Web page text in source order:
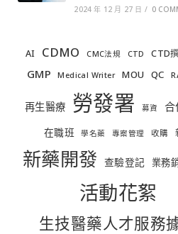
2024 年 12 月 27 日 / 0
AI CDMO CMC法規 CTD CTD
GMP Medical Writer MOU QC
再生醫療 勞發署 募資 合
在職班 學名藥 專案管理 收購
新藥開發 查驗登記 業務
活動花絮
生技醫藥人才服務